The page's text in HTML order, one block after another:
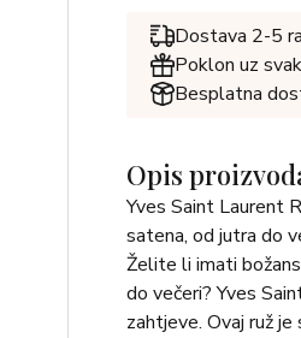
Dostava 2-5
Poklon uz
Besplatna
Opis
Yves Saint Laurent
satena, od jutra do
Želite li imati
do večeri? Yves
zahtjeve. Ovaj ruž